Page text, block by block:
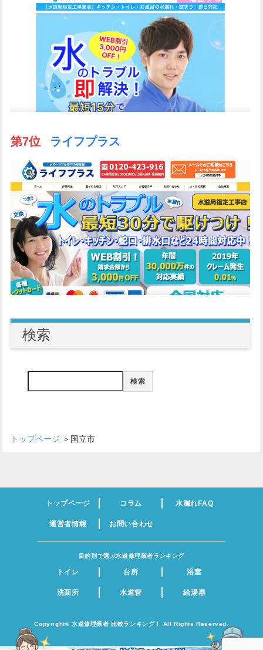
第7位 ライフプラス
検索
検索
トップページ ＞ 国立市
トップページ コラム 水漏れFAQ
運営者情報 お問い合わせ
目的別で選ぶ水道修理業者ランキング
トイレ 台所 浴室
洗面所 水道管 給湯器
Copyright©︎ 水道修理業者 比較ランキング！ All Rights Reserved.